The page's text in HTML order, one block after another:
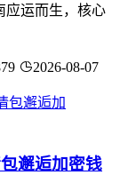
应运而生，核心
2026-08-07
邂逅加密钱